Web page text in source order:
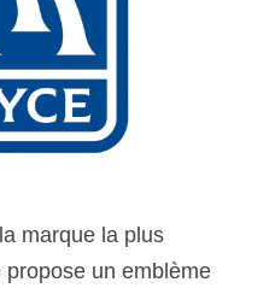
marque la plus
un emblème